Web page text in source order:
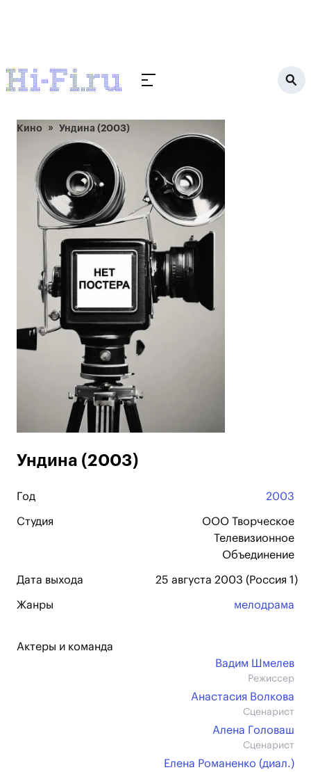
Кино Ундина (2003)
Ундина (2003)
Год 2003
Студия
ООО Творческое
Телевизионное
Объединение
Дата выхода 25 августа 2003 (Россия 1)
Жанры мелодрама
Актеры и команда
Вадим Шмелев
Режиссер
Анастасия Волкова
Сценарист
Алена Головаш
Сценарист
Елена Романенко (диал.)